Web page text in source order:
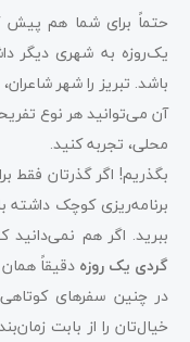
حتماً برای شما هم پیش
یک‌روزه به شهری دیگر
باشد. تبریز را شهر
آن می‌توانید هر نوع
محلی، تجربه کنید.
بگذریم! اگر گذرتان فقط
برنامه‌ریزی کوچک داشته
ببرید. اگر هم نمی‌دانید
گردی یک روزه دقیقاً
در چنین سفرهای
خیال‌تان را از بابت